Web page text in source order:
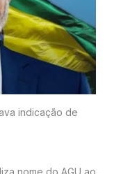
indicação de
nome do AGU ao